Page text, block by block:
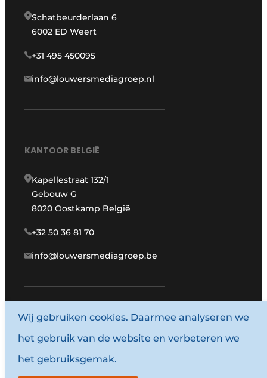
Schatbeurderlaan 6
6002 ED Weert
+31 495 450095
info@louwersmediagroep.nl
KANTOOR BELGIË
Kapellestraat 132/1
Gebouw G
8020 Oostkamp België
+32 50 36 81 70
info@louwersmediagroep.be
www.louwersmediagroep.com
© 1987 - 2026 Louwersmediagroep.
Algemene voorwaarden
Wij gebruiken cookies. Daarmee analyseren we
het gebruik van de website en verbeteren we
het gebruiksgemak.